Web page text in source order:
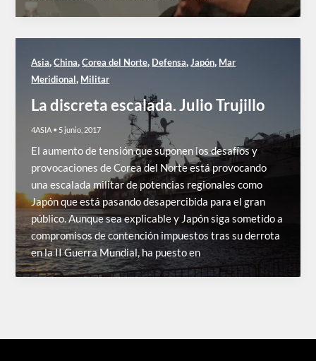
Asia,China,Corea del Norte, Defensa,Japón, Mar
Meridional, Militar
La discreta escalada. Julio Trujillo
4ASIA • 5 junio, 2017
El aumento de tensión que suponen los desafíos y
provocaciones de Corea del Norte está provocando
una escalada militar de potencias regionales como
Japón que está pasando desapercibida para el gran
público. Aunque sea explicable y Japón siga sometido a
compromisos de contención impuestos tras su derrota
en la II Guerra Mundial, ha puesto en